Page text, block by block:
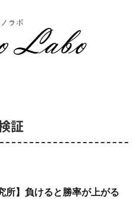
証
所】負けると勝率が上がる